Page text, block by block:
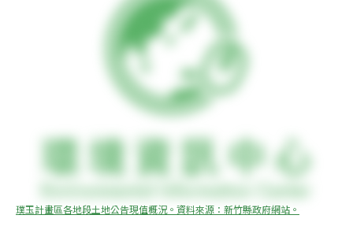
璞玉計畫區各地段土地公告現值概況。資料來源：新竹縣政府網站。